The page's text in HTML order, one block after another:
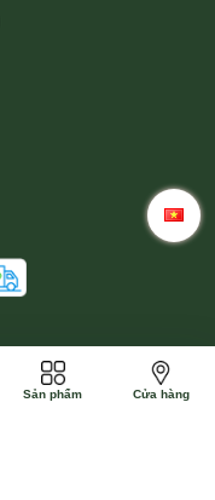
Sản phẩm Cửa hàng